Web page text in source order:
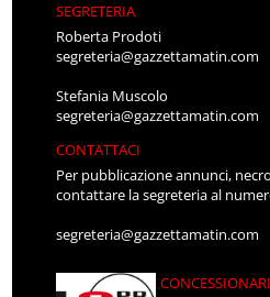
SEGRETERIA
Roberta Prodoti
segreteria@gazzettamatin.com
Stefania Muscolo
segreteria@gazzettamatin.com
CONTATTACI
Per pubblicazione annunci,
contattare la segreteria al
segreteria@gazzettamatin.com